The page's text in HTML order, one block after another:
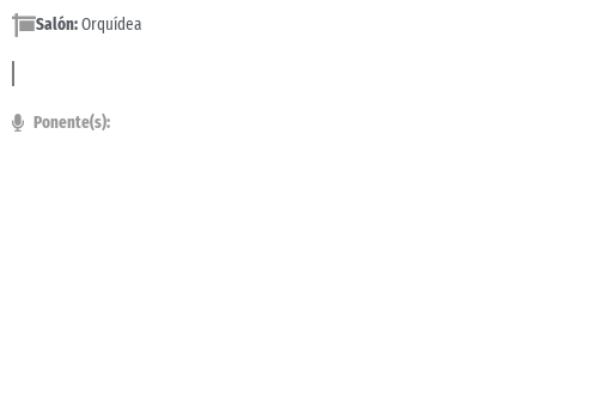
Salón:Orquídea
Ponente(s):